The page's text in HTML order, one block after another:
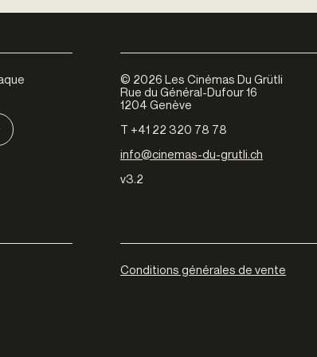
© 2026 Les Cinémas Du Grütli
Rue du Général-Dufour 16
1204 Genève
T +41 22 320 78 78
info@cinemas-du-grutli.ch
v3.2
Conditions générales de vente